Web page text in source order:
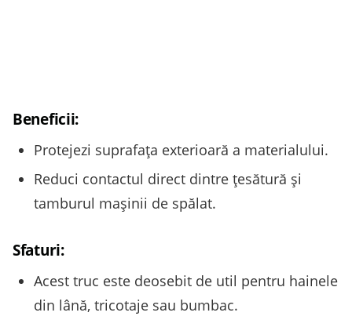
Beneficii:
Protejezi suprafața exterioară a materialului.
Reduci contactul direct dintre țesătură și
tamburul mașinii de spălat.
Sfaturi:
Acest truc este deosebit de util pentru hainele
din lână, tricotaje sau bumbac.